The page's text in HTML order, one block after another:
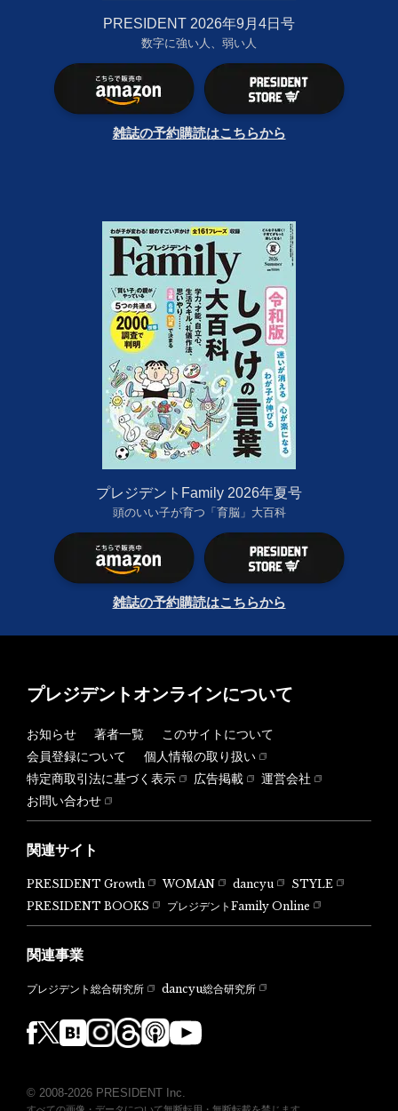
PRESIDENT 2026年9月4日号
数字に強い人、弱い人
雑誌の予約購読はこちらから
プレジデントFamily 2026年夏号
頭のいい子が育つ「育脳」大百科
雑誌の予約購読はこちらから
プレジデントオンラインについて
お知らせ 著者一覧
このサイトについて
会員登録について
個人情報の取り扱い
特定商取引法に基づく表示
広告掲載
運営会社
お問い合わせ
関連サイト
PRESIDENT Growth WOMAN dancyu
STYLE
PRESIDENT BOOKS
プレジデントFamily Online
関連事業
プレジデント総合研究所 dancyu総合研究所
© 2008-2026 PRESIDENT Inc.